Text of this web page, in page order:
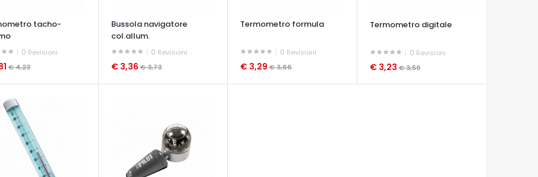
tacho-
0 Revisioni
€ 4,23
VELOCE
Bussola navigatore
col.allum.
0 Revisioni
€ 3,36€ 3,73
OCCHIATA VELOCE
Termometro formula
0 Revisioni
€ 3,29 € 3,66
OCCHIATA VELOCE
Termometro digitale
0 Revisioni
€ 3,23€ 3,59
OCCHIATA VELOCE